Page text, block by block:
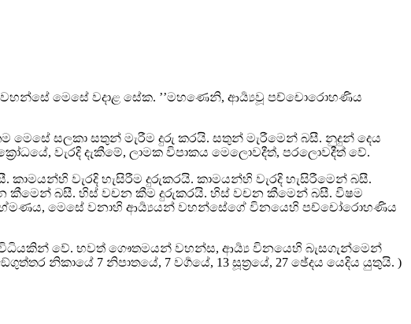
මෙසේ වදාළ සේක. ’’මහණෙනි, ආර්‍ය්‍යවූ පච්චොරොහණිය
මෙසේ සලකා සතුන් මැරීම දුරු කරයි. සතුන් මැරීමෙන් බසී. නුදුන් දෙය
වැරදි දැකීමේ, ලාමක විපාකය මෙලොවදීත්, පරලොවදීත් වේ.
වැරදි හැසිරීම දුරුකරයි. කාමයන්හි වැරදි හැසිරීමෙන් බසී.
කීමෙන් බසී. හිස් වචන කීම දුරුකරයි. හිස් වචන කීමෙන් බසී. විෂම
මෙසේ වනාහි ආර්‍ය්‍යයන් වහන්සේගේ විනයෙහි පච්චෝරොහණිය
වේ. භවත් ගෞතමයන් වහන්ස, ආර්‍ය්‍ය විනයෙහි බැසගැන්මෙන්
7 නිපාතයේ, 7 වර්‍ගයේ, 13 සූත්‍රයේ, 27 ඡේදය යෙදිය යුතුයි. )